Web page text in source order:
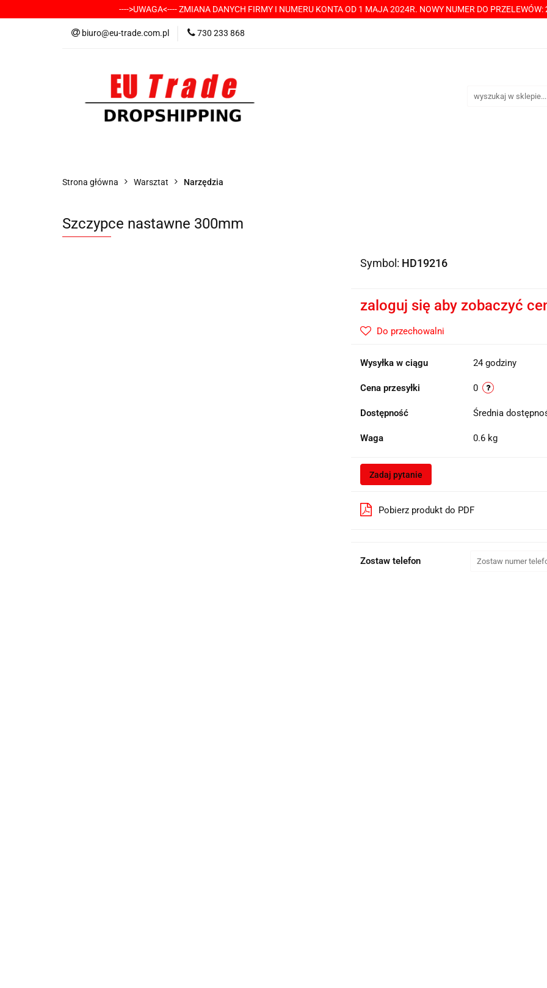
---->UWAGA<---- ZMIANA DANYCH FIRMY I NUMERU KONTA OD 1 MAJA 2024R. NOWY NUMER DO
biuro@eu-trade.com.pl 730 233 868
KATEGORIE -----> CHCESZ Z NAMI WSPÓŁPRACOWAĆ? PRZECZYTAJ! <-----
Strona główna Warsztat Narzędzia
Szczypce nastawne 300mm
Symbol: HD19216
zaloguj się aby zobaczyć
Do przechowalni
Wysyłka w ciągu 24 godziny
Cena przesyłki 0
Dostępność Średnia
Waga 0.6 kg
Zadaj pytanie
Pobierz produkt do PDF
Zostaw telefon